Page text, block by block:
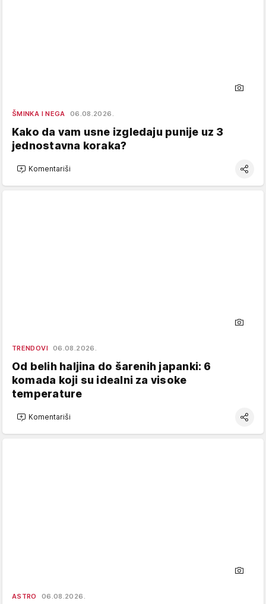
ŠMINKA I NEGA 06.08.2026.
Kako da vam usne izgledaju punije uz 3
jednostavna koraka?
Komentariši
TRENDOVI 06.08.2026.
Od belih haljina do šarenih japanki: 6
komada koji su idealni za visoke
temperature
Komentariši
ASTRO 06.08.2026.